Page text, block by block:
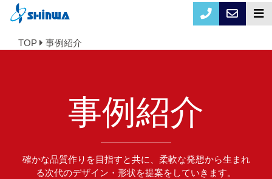
TOP 事例紹介
事例紹介
確かな品質作りを目指すと共に、柔軟な発想から生まれ
る次代のデザイン・形状を提案をしていきます。